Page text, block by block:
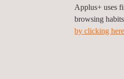
Applus+ uses
browsing
by clicking